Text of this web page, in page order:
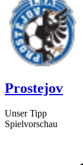
Prostejov
Unser Tipp
Spielvorschau